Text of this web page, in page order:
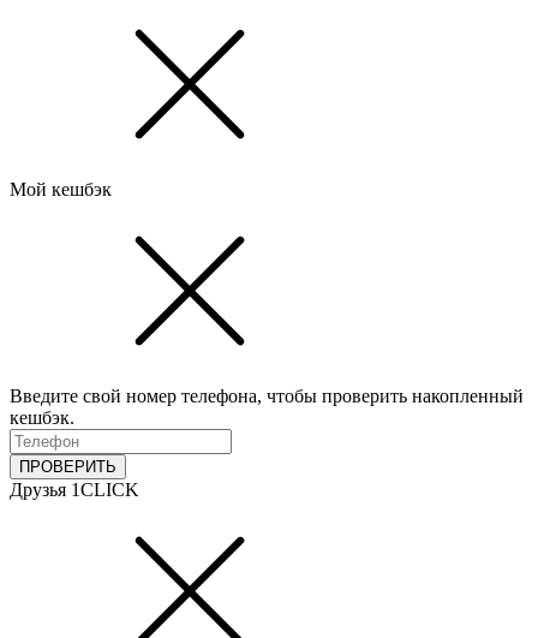
Мой кешбэк
Введите свой номер телефона, чтобы проверить накопленный
кешбэк.
ПРОВЕРИТЬ
Друзья 1CLICK